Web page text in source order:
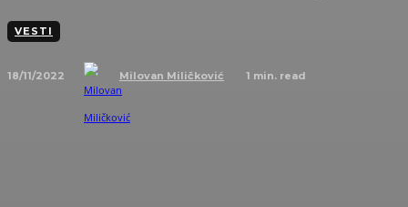
VESTI
18/11/2022 Milovan Miličković 1 min. read